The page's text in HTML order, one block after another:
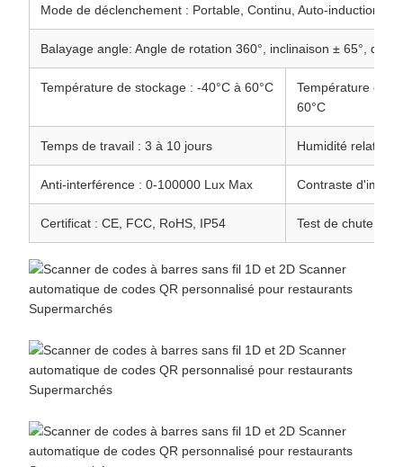
Mode de déclenchement : Portable, Continu, Auto-induction
Balayage angle: Angle de rotation 360°, inclinaison ± 65°,
Température de stockage : -40°C à 60°C
Température de
60°C
Temps de travail : 3 à 10 jours Humidité relative :
Anti-interférence : 0-100000 Lux Max Contraste
Certificat : CE, FCC, RoHS, IP54 Test de chute : 3